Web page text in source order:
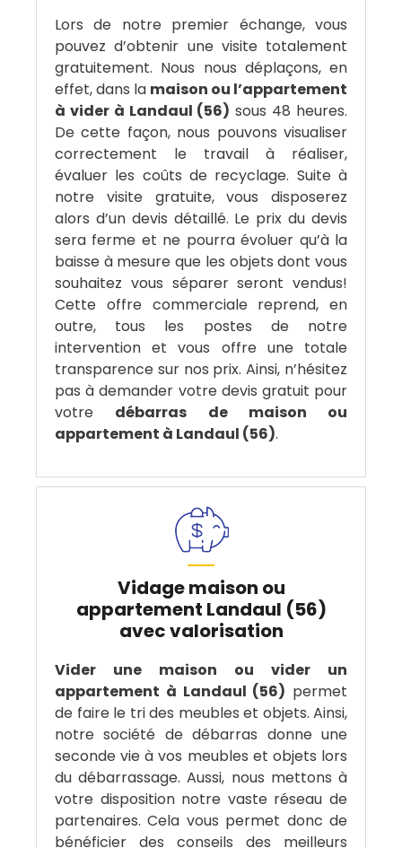
Lors de notre premier échange, vous
pouvez d’obtenir une visite totalement
gratuitement. Nous nous déplaçons, en
effet, dans la maison ou l’appartement
à vider à Landaul (56) sous 48 heures.
De cette façon, nous pouvons visualiser
correctement le travail à réaliser,
évaluer les coûts de recyclage. Suite à
notre visite gratuite, vous disposerez
alors d’un devis détaillé. Le prix du devis
sera ferme et ne pourra évoluer qu’à la
baisse à mesure que les objets dont vous
souhaitez vous séparer seront vendus!
Cette offre commerciale reprend, en
outre, tous les postes de notre
intervention et vous offre une totale
transparence sur nos prix. Ainsi, n’hésitez
pas à demander votre devis gratuit pour
votre débarras de maison ou
appartement à Landaul (56).
Vidage maison ou
appartement Landaul (56)
avec valorisation
Vider une maison ou vider un
appartement à Landaul (56) permet
de faire le tri des meubles et objets. Ainsi,
notre société de débarras donne une
seconde vie à vos meubles et objets lors
du débarrassage. Aussi, nous mettons à
votre disposition notre vaste réseau de
partenaires. Cela vous permet donc de
bénéficier des conseils des meilleurs